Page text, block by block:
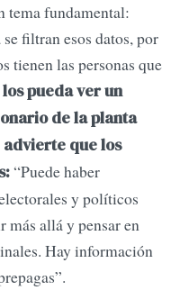
tema fundamental:
filtran esos datos, por
tienen las personas que
pueda ver un
de la planta
advierte que los
“Puede haber
y políticos
más allá y pensar en
Hay información